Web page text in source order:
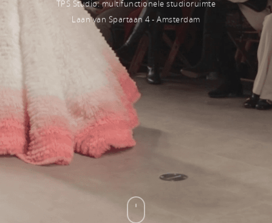
TPS Studio: multifunctionele studioruimte
Laan van Spartaan 4 - Amsterdam